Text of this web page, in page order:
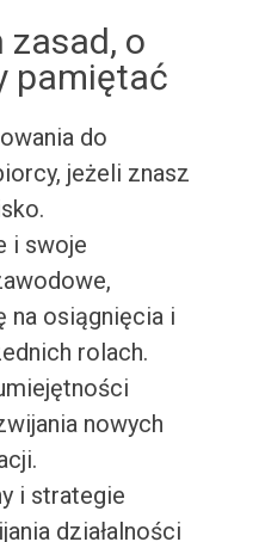
zasad, o
pamiętać
do
jeżeli znasz
i swoje
na osiągnięcia i
rolach.
nowych
i strategie
działalności